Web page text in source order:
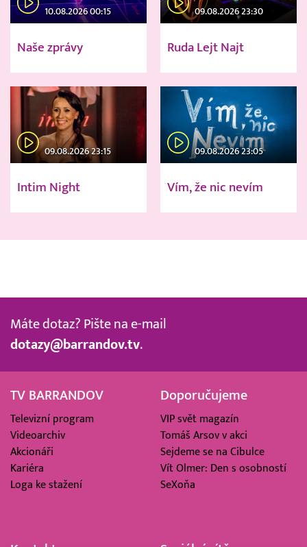
10.08.2026 00:15
Naše zprávy
09.08.2026 23:30
Ruda Lejt Najt
09.08.2026 23:15
Intim Night
09.08.2026 23:05
Vím, že nic nevím
Máte dotaz? Pište na e-mail
dotazy@barrandov.tv.
TV BARRANDOV
Televizní program
Videoarchiv
Akcionáři
Kariéra
Loga ke stažení
Doporučujeme
VIP svět magazín
Tomáš Arsov v akci
Sejdeme se na Cibulce
Vít Olmer: Den s osobností
SeXoňa